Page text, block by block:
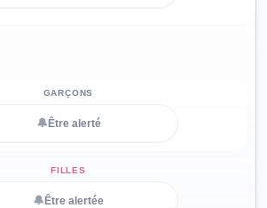
🔔 Être alerté
🔔 Être alertée